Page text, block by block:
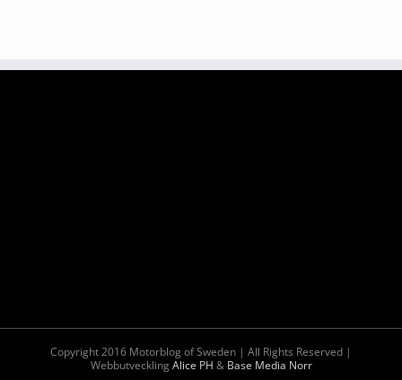
Copyright 2016 Motorblog of Sweden | All Rights Reserved |
WebbutvecklingAlice PH & Base Media Norr